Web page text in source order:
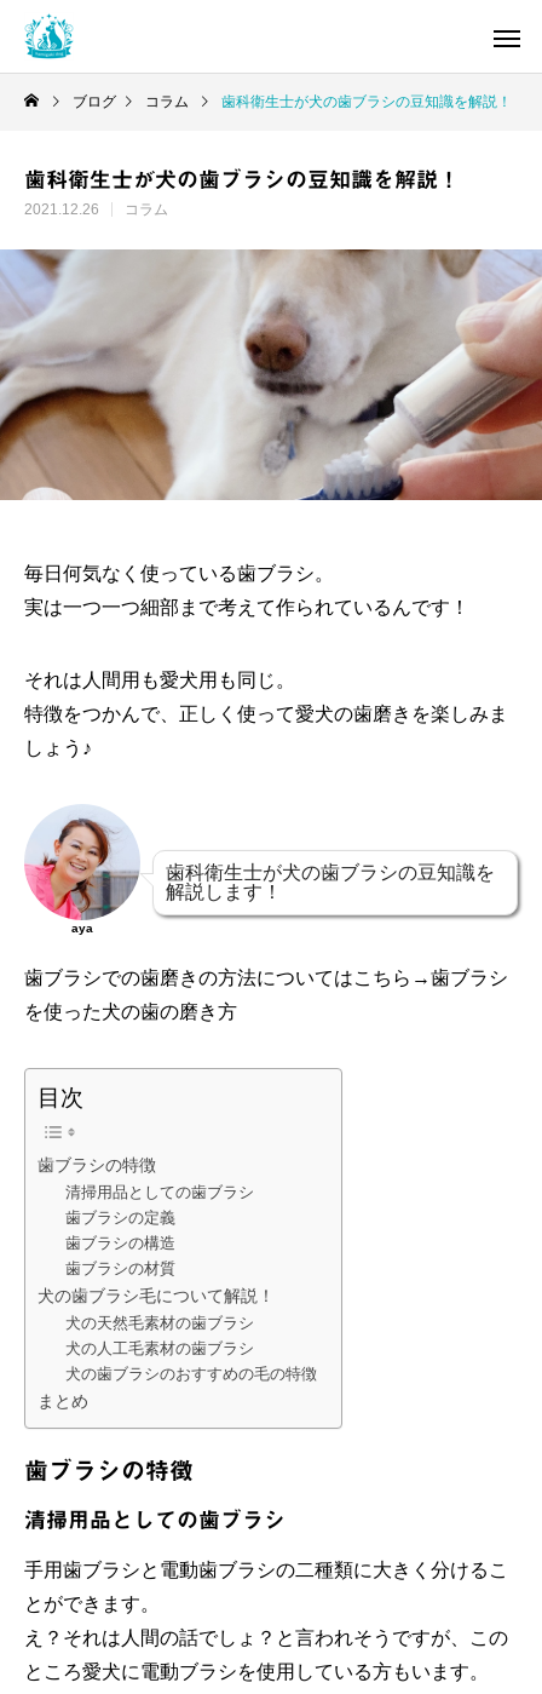
ブログ コラム 歯科衛生士が犬の歯ブラシの豆知識を解説！
歯科衛生士が犬の歯ブラシの豆知識を解説！
2021.12.26 コラム
毎日何気なく使っている歯ブラシ。
実は一つ一つ細部まで考えて作られているんです！
それは人間用も愛犬用も同じ。
特徴をつかんで、正しく使って愛犬の歯磨きを楽しみま
しょう♪
aya
歯科衛生士が犬の歯ブラシの豆知識を
解説します！
歯ブラシでの歯磨きの方法についてはこちら→歯ブラシ
を使った犬の歯の磨き方
目次
歯ブラシの特徴
清掃用品としての歯ブラシ
歯ブラシの定義
歯ブラシの構造
歯ブラシの材質
犬の歯ブラシ毛について解説！
犬の天然毛素材の歯ブラシ
犬の人工毛素材の歯ブラシ
犬の歯ブラシのおすすめの毛の特徴
まとめ
歯ブラシの特徴
清掃用品としての歯ブラシ
手用歯ブラシと電動歯ブラシの二種類に大きく分けるこ
とができます。
え？それは人間の話でしょ？と言われそうですが、この
ところ愛犬に電動ブラシを使用している方もいます。